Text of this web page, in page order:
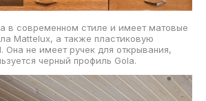
в современном стиле и имеет матовые
Mattelux, а также пластиковую
Она не имеет ручек для открывания,
черный профиль Gola.